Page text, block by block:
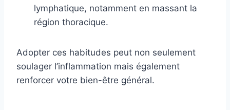
lymphatique, notamment en massant la
région thoracique.
Adopter ces habitudes peut non seulement
soulager l’inflammation mais également
renforcer votre bien-être général.